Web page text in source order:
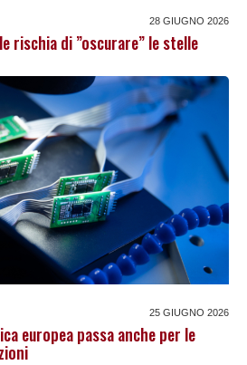
28 GIUGNO 2026
rischia di ”oscurare” le stelle
25 GIUGNO 2026
europea passa anche per le